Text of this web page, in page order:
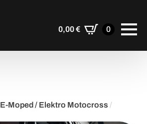
0,00€ 0
E-Moped / Elektro Motocross /